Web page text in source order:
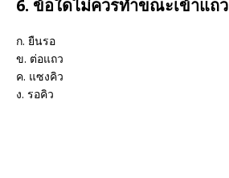
6. ข้อใดไม่ควรทำขณะเข้าแถว
ก. ยืนรอ
ข. ต่อแถว
ค. แซงคิว
ง. รอคิว